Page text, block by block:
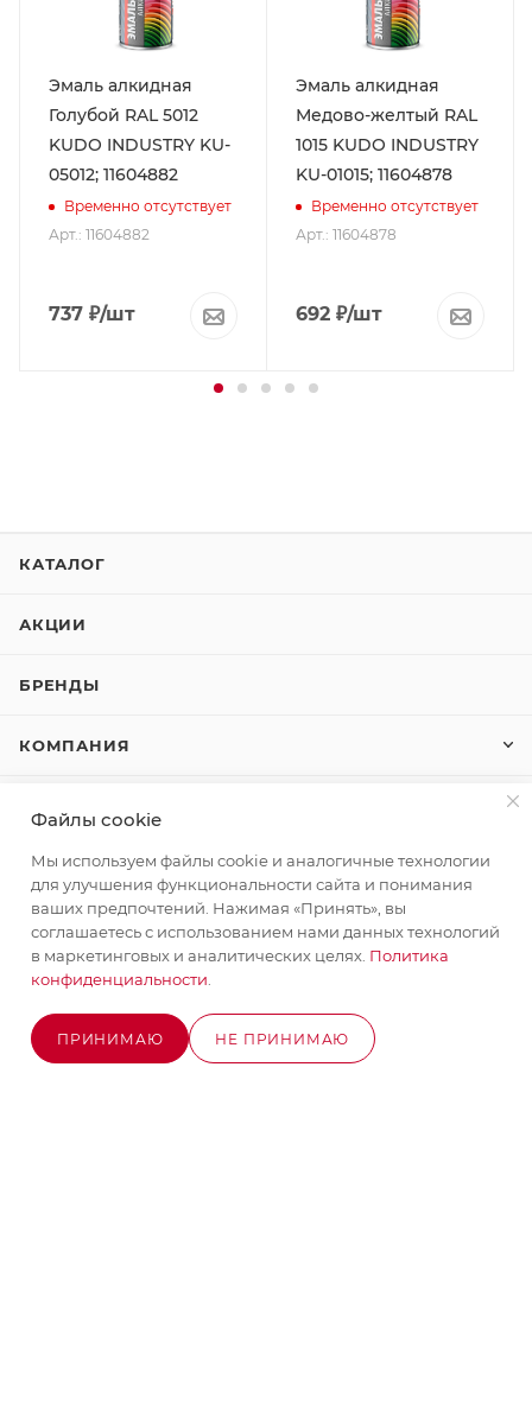
В КОРЗИНУ
Эмаль алкидная
Голубой RAL 5012
KUDO INDUSTRY KU-
05012; 11604882
Временно отсутствует
Арт.: 11604882
737 ₽/шт
Эмаль алкидная
Медово-желтый RAL
1015 KUDO INDUSTRY
KU-01015; 11604878
Временно отсутствует
Арт.: 11604878
692 ₽/шт
КАТАЛОГ
АКЦИИ
БРЕНДЫ
КОМПАНИЯ
КОНТАКТЫ
+7 (495) 580-58-52 ЗАКАЗАТЬ ЗВОНОК
г. Москва, Варшавское ш, вл. 248,
Файлы cookie
Мы используем файлы cookie и аналогичные технологии
для улучшения функциональности сайта и понимания
ваших предпочтений. Нажимая «Принять», вы
соглашаетесь с использованием нами данных технологий
в маркетинговых и аналитических целях. Политика
конфиденциальности
ПРИНИМАЮ НЕ ПРИНИМАЮ